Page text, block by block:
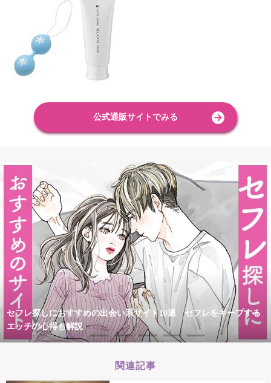
公式通販サイトでみる
セフレ探しにおすすめの出会い系サイト10選 セフレをキープする
エッチの心得も解説
関連記事